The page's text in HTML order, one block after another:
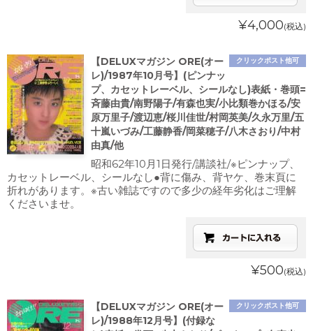
¥4,000(税込)
クリックポスト他可
【DELUXマガジン ORE(オー
レ)/1987年10月号】(ピンナッ
プ、カセットレーベル、シールなし)表紙・巻頭=
斉藤由貴/南野陽子/有森也実/小比類巻かほる/安
原万里子/渡辺恵/桜川佳世/村岡英美/久永万里/五
十嵐いづみ/工藤静香/岡菜穂子/八木さおり/中村
由真/他
昭和62年10月1日発行/講談社/※ピンナップ、
カセットレーベル、シールなし●背に傷み、背ヤケ、巻末頁に
折れがあります。※古い雑誌ですので多少の経年劣化はご理解
くださいませ。
¥500(税込)
クリックポスト他可
【DELUXマガジン ORE(オー
レ)/1988年12月号】(付録な